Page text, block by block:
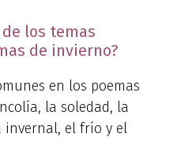
los temas
de invierno?
en los poemas
la soledad, la
invernal, el frío y el